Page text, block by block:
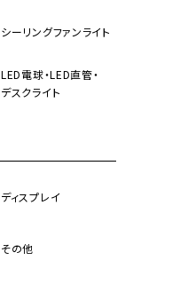
シーリングファンライト
LED電球・LED直管・
デスクライト
ディスプレイ
その他